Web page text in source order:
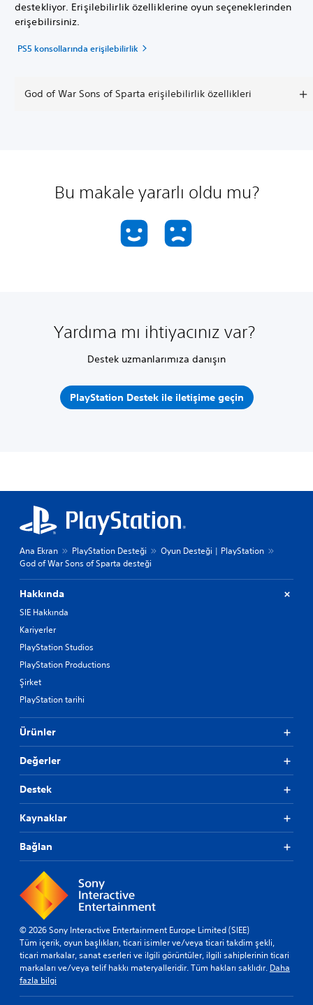
destekliyor. Erişilebilirlik özelliklerine oyun seçeneklerinden
erişebilirsiniz.
PS5 konsollarında erişilebilirlik
God of War Sons of Sparta erişilebilirlik özellikleri
Bu makale yararlı oldu mu?
Yardıma mı ihtiyacınız var?
Destek uzmanlarımıza danışın
PlayStation Destek ile iletişime geçin
Ana Ekran PlayStation Desteği
Oyun Desteği | PlayStation
God of War Sons of Sparta desteği
Hakkında
SIE Hakkında
Kariyerler
PlayStation Studios
PlayStation Productions
Şirket
PlayStation tarihi
Ürünler
Değerler
Destek
Kaynaklar
Bağlan
© 2026 Sony Interactive Entertainment Europe Limited (SIEE)
Tüm içerik, oyun başlıkları, ticari isimler ve/veya ticari takdim şekli,
ticari markalar, sanat eserleri ve ilgili görüntüler, ilgili sahiplerinin ticari
markaları ve/veya telif hakkı materyalleridir. Tüm hakları saklıdır. Daha
fazla bilgi